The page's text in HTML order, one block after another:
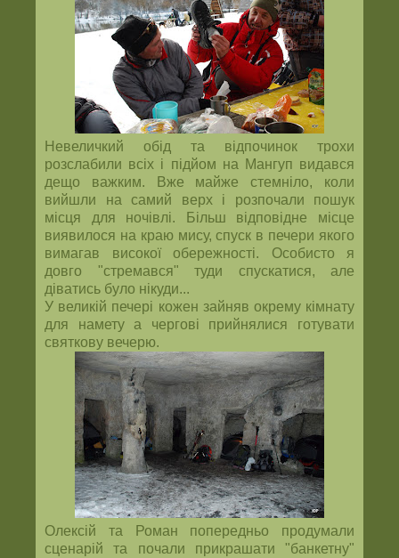
Невеличкий обід та відпочинок трохи
розслабили всіх і підйом на Мангуп видався
дещо важким. Вже майже стемніло, коли
вийшли на самий верх і розпочали пошук
місця для ночівлі. Більш відповідне місце
виявилося на краю мису, спуск в печери якого
вимагав високої обережності. Особисто я
довго "стремався" туди спускатися, але
діватись було нікуди...
У великій печері кожен зайняв окрему кімнату
для намету а чергові прийнялися готувати
святкову вечерю.
Олексій та Роман попередньо продумали
сценарій та почали прикрашати "банкетну"